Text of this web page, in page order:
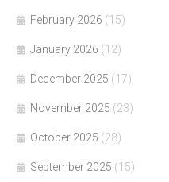
February 2026 (15)
January 2026 (12)
December 2025 (17)
November 2025 (23)
October 2025 (28)
September 2025 (15)